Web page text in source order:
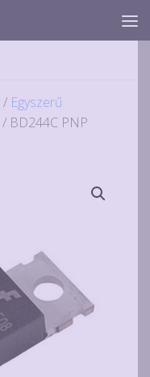
/ Egyszerű
/ BD244C PNP